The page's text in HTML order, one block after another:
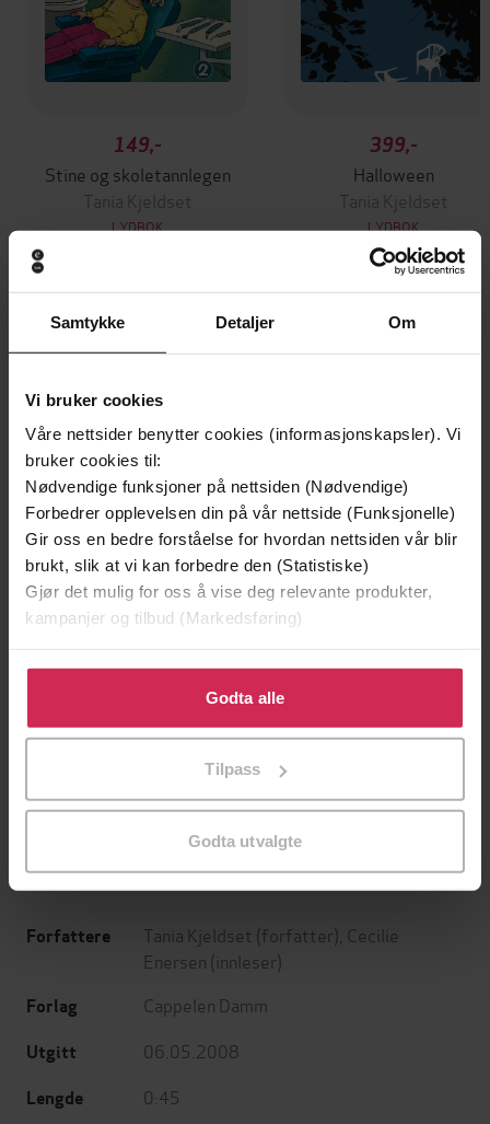
Samtykke Detaljer Om
Vi bruker cookies
Våre nettsider benytter cookies (informasjonskapsler). Vi
bruker cookies til:
Nødvendige funksjoner på nettsiden (Nødvendige)
Forbedrer opplevelsen din på vår nettside (Funksjonelle)
Gir oss en bedre forståelse for hvordan nettsiden vår blir
brukt, slik at vi kan forbedre den (Statistiske)
Gjør det mulig for oss å vise deg relevante produkter,
kampanjer og tilbud (Markedsføring)
Klikk på «Godta alle» for å gi oss ditt samtykke til å
bruke cookies for alle disse formålene. Du kan også
tilpasse ditt samtykke til spesifikke formål ved å klikke
Godta alle
Tilpass
Godta utvalgte
149,-
Stine og skoletannlegen
Tania Kjeldset
LYDBOK
399,-
Halloween
Tania Kjeldset
LYDBOK
Andre har også kjøpt
Premium
179,-
Elefanten som gjerne ville sove
LYDBOK
Boka bak filmen
299,-
LYDBOK
Forfattere Tania Kjeldset (forfatter), Cecilie
Enersen (innleser)
Forlag Cappelen Damm
Utgitt 06.05.2008
Lengde 0:45